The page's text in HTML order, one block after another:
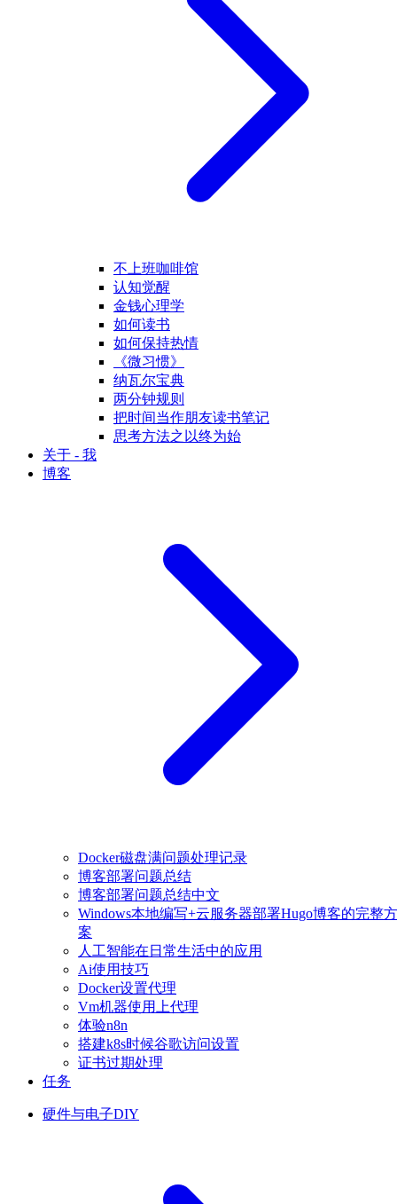
不上班咖啡馆
认知觉醒
金钱心理学
如何读书
如何保持热情
《微习惯》
纳瓦尔宝典
两分钟规则
把时间当作朋友读书笔记
思考方法之以终为始
关于 - 我
博客
Docker磁盘满问题处理记录
博客部署问题总结
博客部署问题总结中文
Windows本地编写+云服务器部署Hugo博客的完整方
案
人工智能在日常生活中的应用
Ai使用技巧
Docker设置代理
Vm机器使用上代理
体验n8n
搭建k8s时候谷歌访问设置
证书过期处理
任务
硬件与电子DIY